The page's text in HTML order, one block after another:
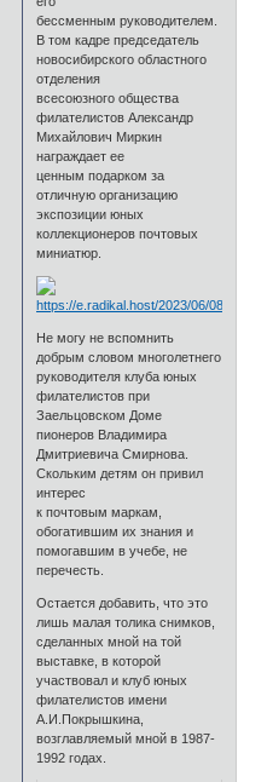
бессменным руководителем.
В том кадре председатель
новосибирского областного
отделения
всесоюзного общества
филателистов Александр
Михайлович Миркин
награждает ее
ценным подарком за
отличную организацию
экспозиции юных
коллекционеров почтовых
миниатюр.
Не могу не вспомнить
добрым словом многолетнего
руководителя клуба юных
филателистов при
Заельцовском Доме
пионеров Владимира
Дмитриевича Смирнова.
Скольким детям он привил
интерес
к почтовым маркам,
обогатившим их знания и
помогавшим в учебе, не
перечесть.
Остается добавить, что это
лишь малая толика снимков,
сделанных мной на той
выставке, в которой
участвовал и клуб юных
филателистов имени
А.И.Покрышкина,
возглавляемый мной в 1987-
1992 годах.